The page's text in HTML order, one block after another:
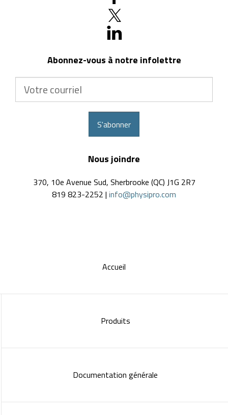
Abonnez-vous à notre infolettre
S'abonner
Nous joindre
370, 10e Avenue Sud, Sherbrooke (QC) J1G 2R7
819 823-2252 | info@physipro.com
Accueil
Produits
Documentation générale